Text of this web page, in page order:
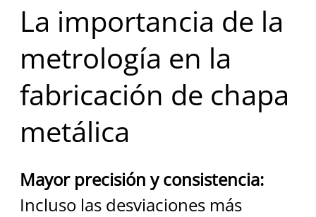
La importancia de la
metrología en la
fabricación de chapa
metálica
Mayor precisión y consistencia:
Incluso las desviaciones más